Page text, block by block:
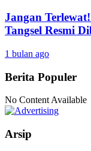
Jangan
Tangsel Resmi
1 bulan ago
Berita Populer
No Content Available
Arsip